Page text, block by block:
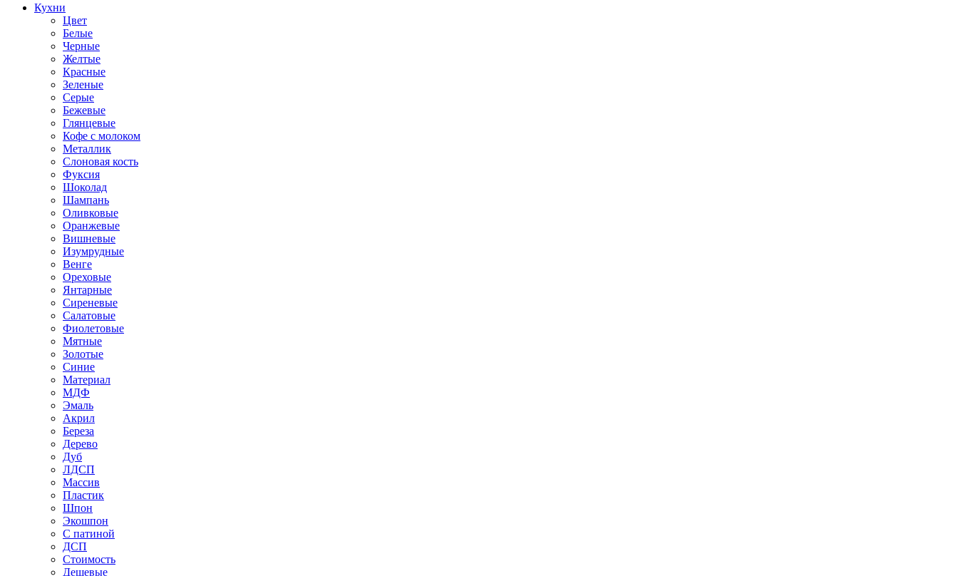
Кухни
Цвет
Белые
Черные
Желтые
Красные
Зеленые
Серые
Бежевые
Глянцевые
Кофе с молоком
Металлик
Слоновая кость
Фуксия
Шоколад
Шампань
Оливковые
Оранжевые
Вишневые
Изумрудные
Венге
Ореховые
Янтарные
Сиреневые
Салатовые
Фиолетовые
Мятные
Золотые
Синие
Материал
МДФ
Эмаль
Акрил
Береза
Дерево
Дуб
ЛДСП
Массив
Пластик
Шпон
Экошпон
С патиной
ДСП
Стоимость
Дешевые